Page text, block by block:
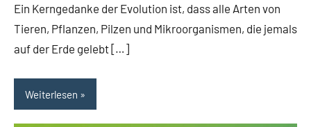
Ein Kerngedanke der Evolution ist, dass alle Arten von
Tieren, Pflanzen, Pilzen und Mikroorganismen, die jemals
auf der Erde gelebt […]
Weiterlesen